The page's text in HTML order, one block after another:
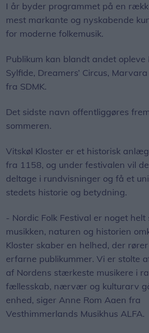
I år byder programmet på en
mest markante og nyskabende
for moderne folkemusik.
Publikum kan blandt andet opleve
Sylfide, Dreamers’ Circus,
fra SDMK.
Det sidste navn offentliggøres
sommeren.
Vitskøl Kloster er et historisk
fra 1158, og under festivalen vil
deltage i rundvisninger og få et
stedets historie og betydning.
- Nordic Folk Festival er noget
musikken, naturen og historien
Kloster skaber en helhed, der
erfarne publikummer. Vi er stolte
af Nordens stærkeste musikere i
fællesskab, nærvær og kulturarv
enhed, siger Anne Rom Aaen fra
Vesthimmerlands Musikhus ALFA.